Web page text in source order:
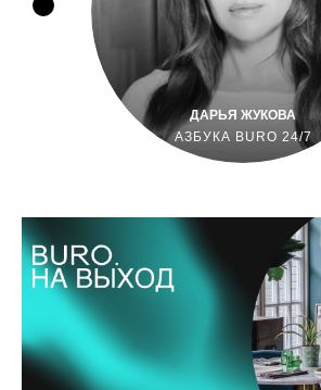
ДАРЬЯ ЖУКОВА
АЗБУКА BURO 24/7